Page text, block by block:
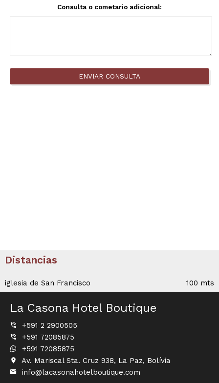
Consulta o cometario adicional:
ENVIAR CONSULTA
Distancias
iglesia de San Francisco 100 mts
La Casona Hotel Boutique
+591 2 2900505
+591 72085875
+591 72085875
Av. Mariscal Sta. Cruz 938, La Paz, Bolívia
info@lacasonahotelboutique.com